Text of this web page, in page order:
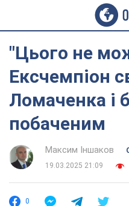
"Цього не
Ексчемпіон
Ломаченка і
побаченим
Максим Іншаков
19.03.2025 21:09
0